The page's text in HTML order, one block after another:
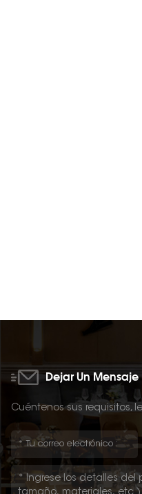
Dejar Un Mensaje
Cuéntenos sus requisitos,